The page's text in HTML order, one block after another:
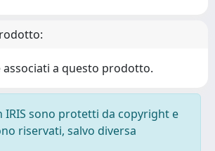
associati a questo prodotto.
IRIS sono protetti da copyright e
riservati, salvo diversa